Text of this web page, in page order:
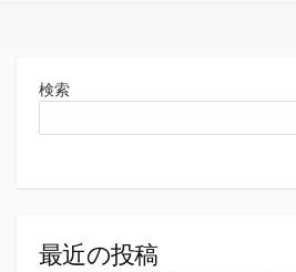
ペ
り
検索
最近の投稿